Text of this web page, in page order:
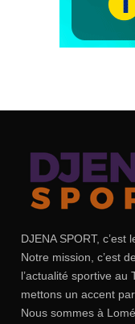
DJENA SPORT, c’est
Notre mission, c’est
l’actualité sportive au
mettons un accent
Nous sommes à